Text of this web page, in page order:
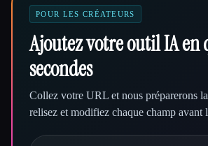
POUR LES CRÉATEURS
Ajoutez votre outil IA en
secondes
Collez votre URL et nous préparerons
relisez et modifiez chaque champ avant